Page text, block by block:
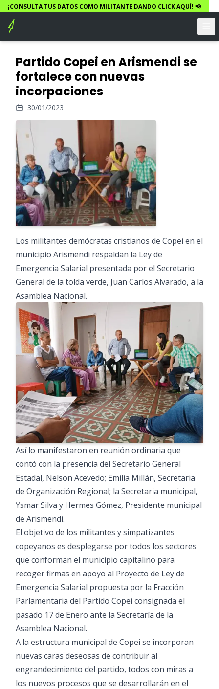
¡CONSULTA TUS DATOS COMO MILITANTE DANDO CLICK AQUÍ! 📢
Partido Copei en Arismendi se
fortalece con nuevas
incorpaciones
30/01/2023
Los militantes demócratas cristianos de Copei en el
municipio Arismendi respaldan la Ley de
Emergencia Salarial presentada por el Secretario
General de la tolda verde, Juan Carlos Alvarado, a la
Asamblea Nacional.
Así lo manifestaron en reunión ordinaria que
contó con la presencia del Secretario General
Estadal, Nelson Acevedo; Emilia Millán, Secretaria
de Organización Regional; la Secretaria municipal,
Ysmar Silva y Hermes Gómez, Presidente municipal
de Arismendi.
El objetivo de los militantes y simpatizantes
copeyanos es desplegarse por todos los sectores
que conforman el municipio capitalino para
recoger firmas en apoyo al Proyecto de Ley de
Emergencia Salarial propuesta por la Fracción
Parlamentaria del Partido Copei consignada el
pasado 17 de Enero ante la Secretaría de la
Asamblea Nacional.
A la estructura municipal de Copei se incorporan
nuevas caras deseosas de contribuir al
engrandecimiento del partido, todos con miras a
los nuevos procesos que se desarrollarán en el